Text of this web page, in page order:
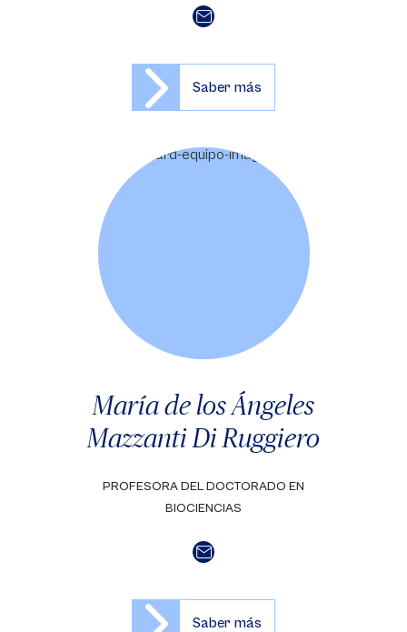
Saber más
María de los Ángeles
Mazzanti Di Ruggiero
PROFESORA DEL DOCTORADO EN
BIOCIENCIAS
Saber más